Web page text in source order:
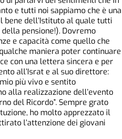
e tutti noi sappiamo che è una
dell’Istituto al quale tutti
pensione!). Dovremo
e capacità come quello che
maniera poter continuare
con una lettera sincera e per
all’Israt e al suo direttore:
più vivo e sentito
alla realizzazione dell’evento
del Ricordo”. Sempre grato
ho molto apprezzato il
l’attenzione dei giovani